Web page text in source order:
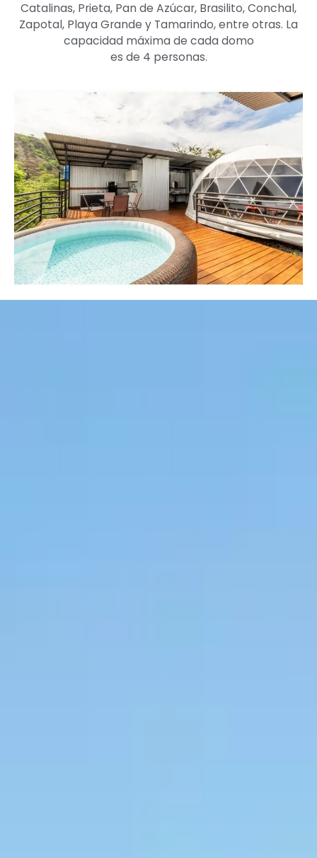
Catalinas, Prieta, Pan de Azúcar, Brasilito, Conchal,
Zapotal, Playa Grande y Tamarindo, entre otras. La
capacidad máxima de cada domo
es de 4 personas.